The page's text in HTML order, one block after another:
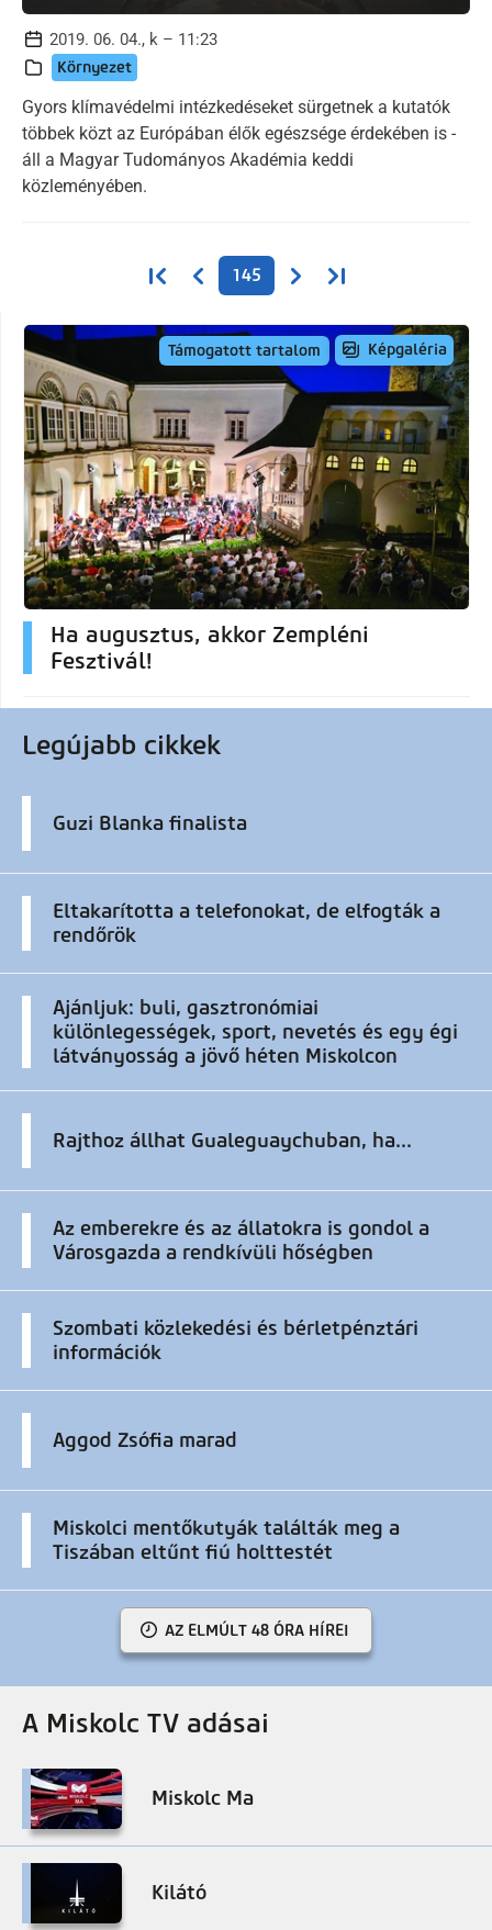
2019. 06. 04., k – 11:23
Környezet
Gyors klímavédelmi intézkedéseket sürgetnek a kutatók
többek közt az Európában élők egészsége érdekében is -
áll a Magyar Tudományos Akadémia keddi
közleményében.
OldalszámozásElső oldalElőző oldal
145 Következő oldal
Utolsó oldal
Támogatott tartalom Képgaléria
Ha augusztus, akkor Zempléni
Fesztivál!
Legújabb cikkek
Guzi Blanka finalista
Eltakarította a telefonokat, de elfogták a
rendőrök
Ajánljuk: buli, gasztronómiai
különlegességek, sport, nevetés és egy égi
látványosság a jövő héten Miskolcon
Rajthoz állhat Gualeguaychuban, ha...
Az emberekre és az állatokra is gondol a
Városgazda a rendkívüli hőségben
Szombati közlekedési és bérletpénztári
információk
Aggod Zsófia marad
Miskolci mentőkutyák találták meg a
Tiszában eltűnt fiú holttestét
AZ ELMÚLT 48 ÓRA HÍREI
A Miskolc TV adásai
Miskolc Ma
Kilátó